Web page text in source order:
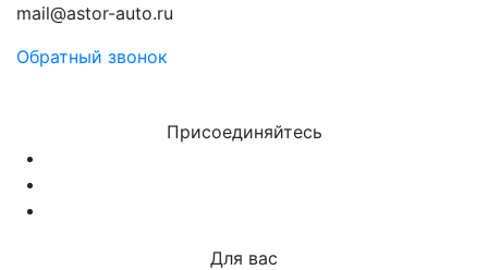
mail@astor-auto.ru
Обратный звонок
Присоединяйтесь
Для вас